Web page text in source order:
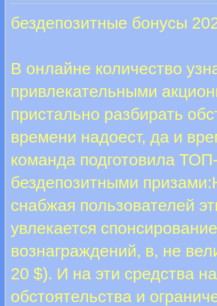
бездепозитные бонусы
В онлайне количество
привлекательными
пристально разбирать
времени надоест, да и
команда подготовила
бездепозитными
снабжая пользователей
увлекается
вознаграждений, в, не
20 $). И на эти средства
обстоятельства и